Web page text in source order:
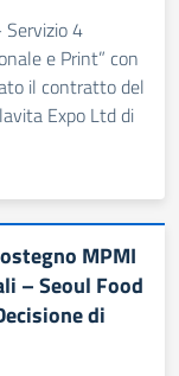
4
e Print” con
il contratto del
Expo Ltd di
MPMI
– Seoul Food
di